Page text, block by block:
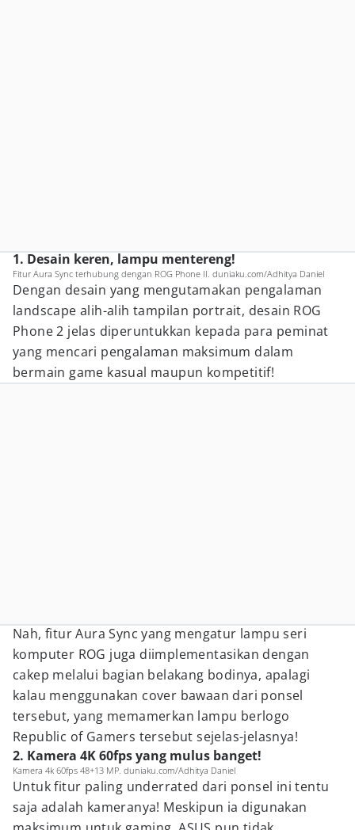
1. Desain keren, lampu mentereng!
Fitur Aura Sync terhubung dengan ROG Phone II. duniaku.com/Adhitya Daniel
Dengan desain yang mengutamakan pengalaman
landscape alih-alih tampilan portrait, desain ROG
Phone 2 jelas diperuntukkan kepada para peminat
yang mencari pengalaman maksimum dalam
bermain game kasual maupun kompetitif!
Nah, fitur Aura Sync yang mengatur lampu seri
komputer ROG juga diimplementasikan dengan
cakep melalui bagian belakang bodinya, apalagi
kalau menggunakan cover bawaan dari ponsel
tersebut, yang memamerkan lampu berlogo
Republic of Gamers tersebut sejelas-jelasnya!
2. Kamera 4K 60fps yang mulus banget!
Kamera 4k 60fps 48+13 MP. duniaku.com/Adhitya Daniel
Untuk fitur paling underrated dari ponsel ini tentu
saja adalah kameranya! Meskipun ia digunakan